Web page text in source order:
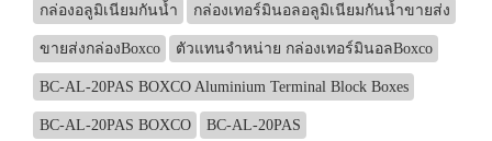
กล่องอลูมิเนียมกันน้ำ กล่องเทอร์มินอลอลูมิเนียมกันน้ำขายส่ง
ขายส่งกล่องBoxco ตัวแทนจำหน่าย กล่องเทอร์มินอลBoxco
BC-AL-20PAS BOXCO Aluminium Terminal Block Boxes
BC-AL-20PAS BOXCO BC-AL-20PAS